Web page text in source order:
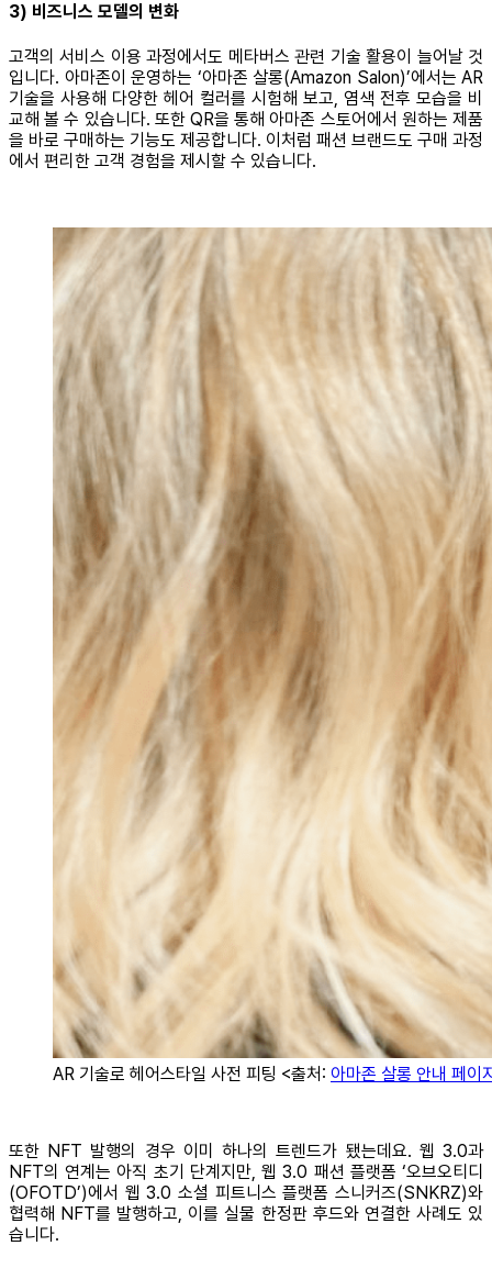
3) 비즈니스 모델의 변화
고객의 서비스 이용 과정에서도 메타버스 관련 기술 활용이 늘어날 것
입니다. 아마존이 운영하는 ‘아마존 살롱(Amazon Salon)’에서는 AR
기술을 사용해 다양한 헤어 컬러를 시험해 보고, 염색 전후 모습을 비
교해 볼 수 있습니다. 또한 QR을 통해 아마존 스토어에서 원하는 제품
을 바로 구매하는 기능도 제공합니다. 이처럼 패션 브랜드도 구매 과정
에서 편리한 고객 경험을 제시할 수 있습니다.
AR 기술로 헤어스타일 사전 피팅 <출처: 아마존 살롱 안내 페이
또한 NFT 발행의 경우 이미 하나의 트렌드가 됐는데요. 웹 3.0과
NFT의 연계는 아직 초기 단계지만, 웹 3.0 패션 플랫폼 ‘오브오티디
(OFOTD’)에서 웹 3.0 소셜 피트니스 플랫폼 스니커즈(SNKRZ)와
협력해 NFT를 발행하고, 이를 실물 한정판 후드와 연결한 사례도 있
습니다.